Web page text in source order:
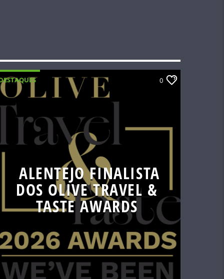
0
ALENTEJO FINALISTA
DOS OLIVE TRAVEL &
TASTE AWARDS